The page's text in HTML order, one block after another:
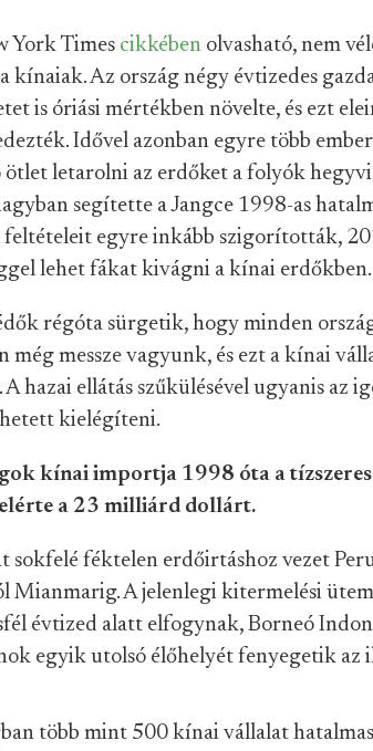
York Times cikkében olvasható, nem
kínaiak. Az ország négy évtizedes
is óriási mértékben növelte, és ezt
Idővel azonban egyre több
letarolni az erdőket a folyók
segítette a Jangce 1998-as
egyre inkább szigorították,
lehet fákat kivágni a kínai erdőkben.
régóta sürgetik, hogy minden
még messze vagyunk, és ezt a kínai
hazai ellátás szűkülésével ugyanis az
kielégíteni.
kínai importja 1998 óta a
a 23 milliárd dollárt.
sokfelé féktelen erdőirtáshoz vezet
Mianmarig. A jelenlegi kitermelési
évtized alatt elfogynak, Borneó
egyik utolsó élőhelyét fenyegetik az
több mint 500 kínai vállalat